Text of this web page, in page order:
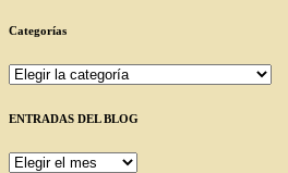
Categorías
Categorías
ENTRADAS DEL BLOG
ENTRADAS